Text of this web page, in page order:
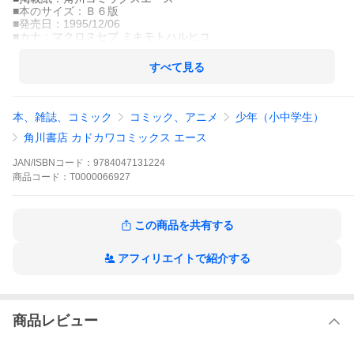
■本のサイズ：Ｂ６版
■発売日：1995/12/06
■カナ：マクロスセブ ミキモトハルヒコ
すべて見る
本、雑誌、コミック コミック、アニメ
少年（小中学生）
角川書店 カドカワコミックス エース
JAN/ISBNコード： 9784047131224
商品 コード： T0000066927
この商品を共有する
アフィリエイトで紹介する
商品レビュー